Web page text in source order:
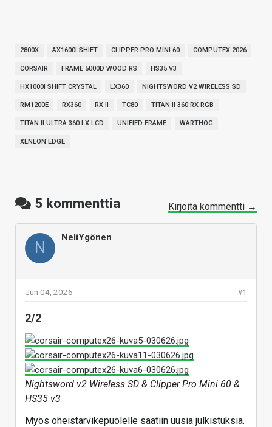
2800X AX1600I SHIFT CLIPPER PRO MINI 60 COMPUTEX 2026
CORSAIR FRAME 5000D WOOD RS HS35 V3
HX1000I SHIFT CRYSTAL LX360 NIGHTSWORD V2 WIRELESS SD
RM1200E RX360 RX II TC80 TITAN II 360 RX RGB
TITAN II ULTRA 360 LX LCD UNIFIED FRAME WARTHOG
XENEON EDGE
5 kommenttia Kirjoita kommentti →
N
NeliYgönen
#1
Jun 04, 2026
2/2
Nightsword v2 Wireless SD & Clipper Pro Mini 60 &
HS35 v3
Myös oheistarvikepuolelle saatiin uusia julkistuksia.